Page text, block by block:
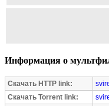
Информация о
Скачать HTTP link:
Скачать Torrent link: